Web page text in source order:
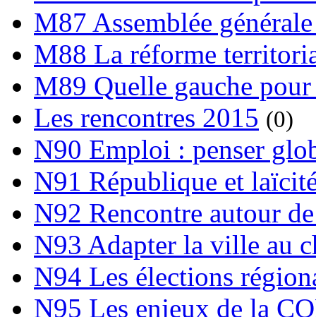
M87 Assemblée
M88 La réforme
M89 Quelle gauche
Les rencontres 2015 (0)
N90 Emploi : penser
N91 République et
N92 Rencontre autour
N93 Adapter la ville au
N94 Les élections
N95 Les enjeux de la